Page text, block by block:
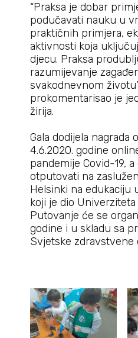
“Praksa je dobar
podučavati nauku u
praktičnih primjera,
aktivnosti koja
djecu. Praksa
razumijevanje
svakodnevnom
prokomentarisao je
žirija.
Gala dodijela nagrada
4.6.2020. godine
pandemije Covid-19,
otputovati na
Helsinki na edukaciju
koji je dio
Putovanje će se
godine i u skladu sa
Svjetske zdravstvene